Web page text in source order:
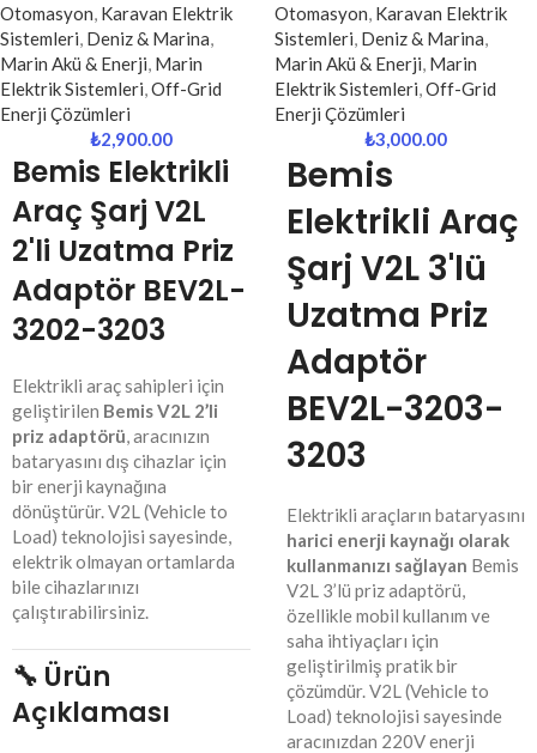
Otomasyon, Karavan Elektrik
Sistemleri, Deniz & Marina,
Marin Akü & Enerji, Marin
Elektrik Sistemleri,Off-Grid
Enerji Çözümleri
₺2,900.00
Bemis Elektrikli
Araç Şarj V2L
2'li Uzatma Priz
Adaptör BEV2L-
3202-3203
Elektrikli araç sahipleri için
geliştirilen Bemis V2L 2’li
priz adaptörü, aracınızın
bataryasını dış cihazlar için
bir enerji kaynağına
dönüştürür. V2L (Vehicle to
Load) teknolojisi sayesinde,
elektrik olmayan ortamlarda
bile cihazlarınızı
çalıştırabilirsiniz.
🔧 Ürün
Açıklaması
Otomasyon, Karavan Elektrik
Sistemleri, Deniz & Marina,
Marin Akü & Enerji, Marin
Elektrik Sistemleri,Off-Grid
Enerji Çözümleri
₺3,000.00
Bemis
Elektrikli Araç
Şarj V2L 3'lü
Uzatma Priz
Adaptör
BEV2L-3203-
3203
Elektrikli araçların bataryasını
harici enerji kaynağı olarak
kullanmanızı sağlayan Bemis
V2L 3’lü priz adaptörü,
özellikle mobil kullanım ve
saha ihtiyaçları için
geliştirilmiş pratik bir
çözümdür. V2L (Vehicle to
Load) teknolojisi sayesinde
aracınızdan 220V enerji